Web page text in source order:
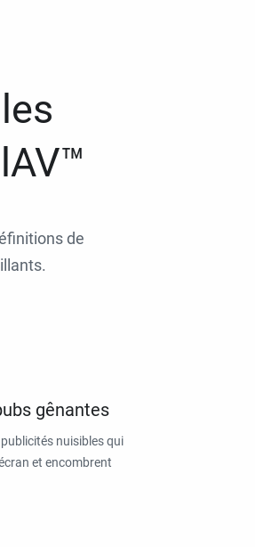
de
gênantes
nuisibles qui
et encombrent